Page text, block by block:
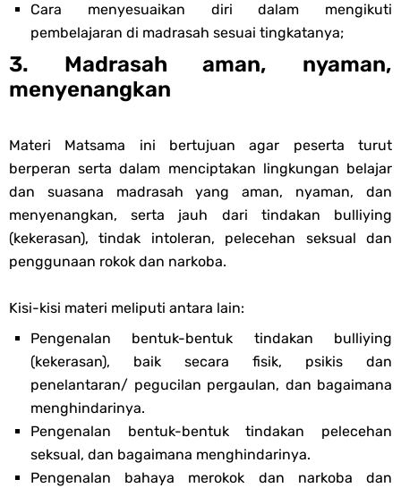
Cara menyesuaikan diri dalam mengikuti
pembelajaran di madrasah sesuai tingkatanya;
3. Madrasah aman, nyaman,
menyenangkan
Materi Matsama ini bertujuan agar peserta turut
berperan serta dalam menciptakan lingkungan belajar
dan suasana madrasah yang aman, nyaman, dan
menyenangkan, serta jauh dari tindakan bulliying
(kekerasan), tindak intoleran, pelecehan seksual dan
penggunaan rokok dan narkoba.
Kisi-kisi materi meliputi antara lain:
Pengenalan bentuk-bentuk tindakan bulliying
(kekerasan), baik secara fisik, psikis dan
penelantaran/ pegucilan pergaulan, dan bagaimana
menghindarinya.
Pengenalan bentuk-bentuk tindakan pelecehan
seksual, dan bagaimana menghindarinya.
Pengenalan bahaya merokok dan narkoba dan